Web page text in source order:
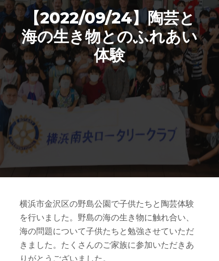
【2022/09/24】陶芸と
海の生き物とのふれあい
体験
横浜市金沢区の野島公園で子供たちと陶芸体験
を行いました。野島の海の生き物に触れ合い、
海の問題について子供たちと勉強させていただ
きました。たくさんのご家族に参加いただきあ
りがとうございました。